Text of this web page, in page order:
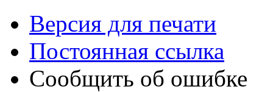
Версия для печати
Постоянная ссылка
Сообщить об ошибке